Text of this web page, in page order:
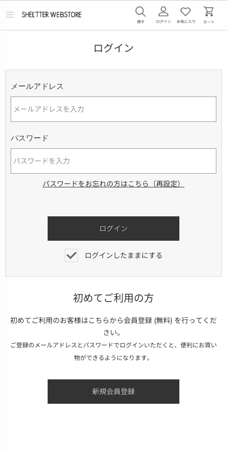
メ
ログイン
メールアドレス
パスワード
パスワードをお忘れの方はこちら（再設定）
ログインしたままにする
初めてご利用の方
初めてご利用のお客様はこちらから会員登録 (無料) を行ってくだ
さい。
ご登録のメールアドレスとパスワードでログインいただくと、便利にお買い
物ができるようになります。